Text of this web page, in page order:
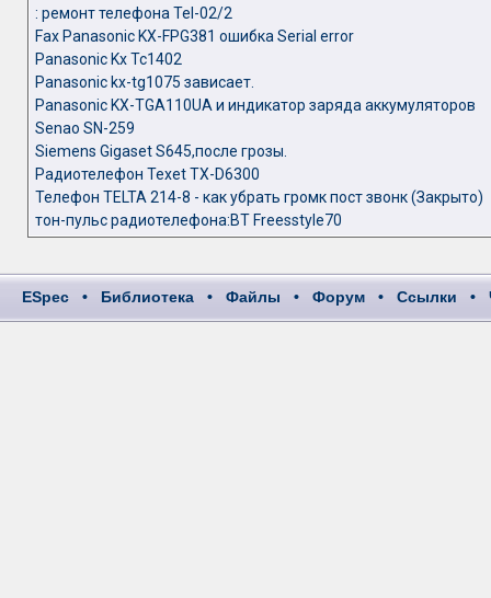
: ремонт телефона Tel-02/2
Fax Panasonic KX-FPG381 ошибка Serial error
Panasonic Kx Tc1402
Panasonic kx-tg1075 зависает.
Panasonic KX-TGA110UA и индикатор заряда аккумуляторов
Senao SN-259
Siemens Gigaset S645,после грозы.
Радиотелефон Texet TX-D6300
Телефон TELTA 214-8 - как убрать громк пост звонк (Закрыто)
тон-пульс радиотелефона:BT Freesstyle70
ESpec • Библиотека • Файлы • Форум • Ссылки •